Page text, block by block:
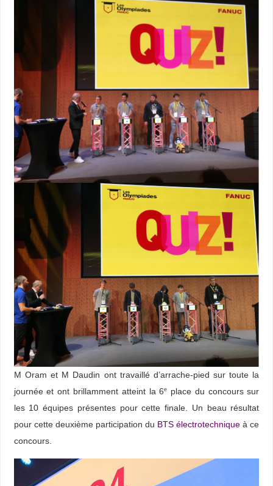
M Oram et M Daudin ont travaillé d’arrache-pied sur toute la
journée et ont brillamment atteint la 6e
place du concours sur
les 10 équipes présentes pour cette finale. Un beau résultat
pour cette deuxième participation du BTS électrotechnique à ce
concours.